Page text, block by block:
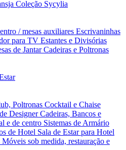
Coleção Sycylia
/ mesas auxiliares Escrivaninhas
para TV Estantes e Divisórias
de JantarCadeiras e Poltronas
Poltronas Cocktail e Chaise
DesignerCadeiras, Bancos e
e de centro Sistemas de Armário
de Hotel Sala de Estar para Hotel
Móveis sob medida, restauração e